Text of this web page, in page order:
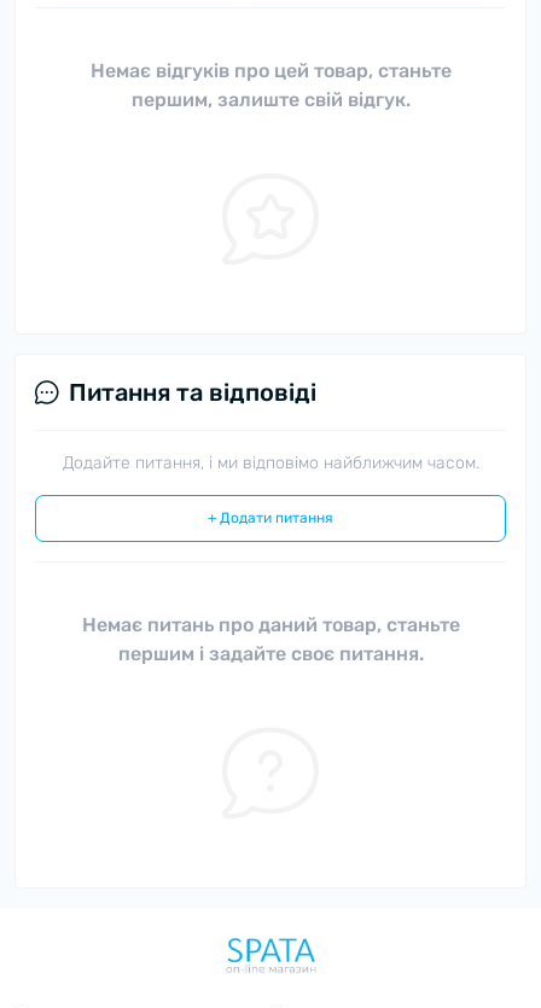
Немає відгуків про цей товар, станьте
першим, залиште свій відгук.
Питання та відповіді
Додайте питання, і ми відповімо найближчим часом.
+ Додати питання
Немає питань про даний товар, станьте
першим і задайте своє питання.